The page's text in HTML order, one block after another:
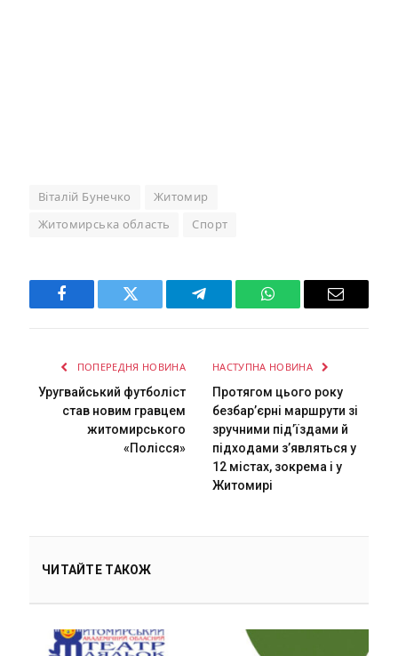
Віталій Бунечко Житомир
Житомирська область Спорт
Facebook Twitter Telegram WhatsAppEmail
ПОПЕРЕДНЯ НОВИНА
Уругвайський футболіст
став новим гравцем
житомирського
«Полісся»
НАСТУПНА НОВИНА
Протягом цього року
безбар’єрні маршрути зі
зручними під’їздами й
підходами з’являться у
12 містах, зокрема і у
Житомирі
ЧИТАЙТЕ ТАКОЖ